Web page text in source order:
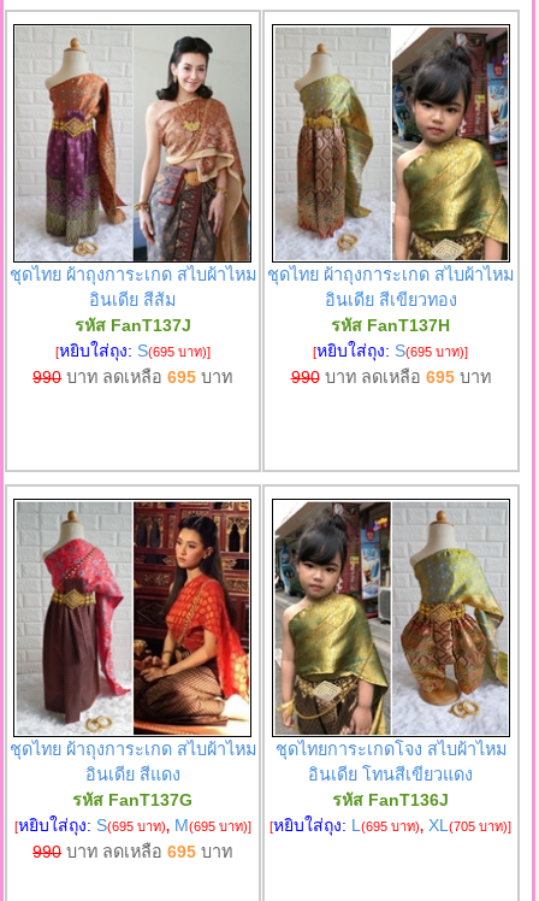
ชุดไทย ผ้าถุงการะเกด สไบผ้าไหม
อินเดีย สีส้ม
รหัส FanT137J
[หยิบใส่ถุง: S(695 บาท)]
990บาท ลดเหลือ695 บาท
ชุดไทย ผ้าถุงการะเกด สไบผ้าไหม
อินเดีย สีเขียวทอง
รหัส FanT137H
[หยิบใส่ถุง: S(695 บาท)]
990บาท ลดเหลือ 695บาท
ชุดไทย ผ้าถุงการะเกด สไบผ้าไหม
อินเดีย สีแดง
รหัส FanT137G
[หยิบใส่ถุง: S(695 บาท), M(695 บาท)]
990บาท ลดเหลือ695 บาท
ชุดไทยการะเกดโจง สไบผ้าไหม
อินเดีย โทนสีเขียวแดง
รหัส FanT136J
[หยิบใส่ถุง: L(695 บาท), XL(705 บาท)]